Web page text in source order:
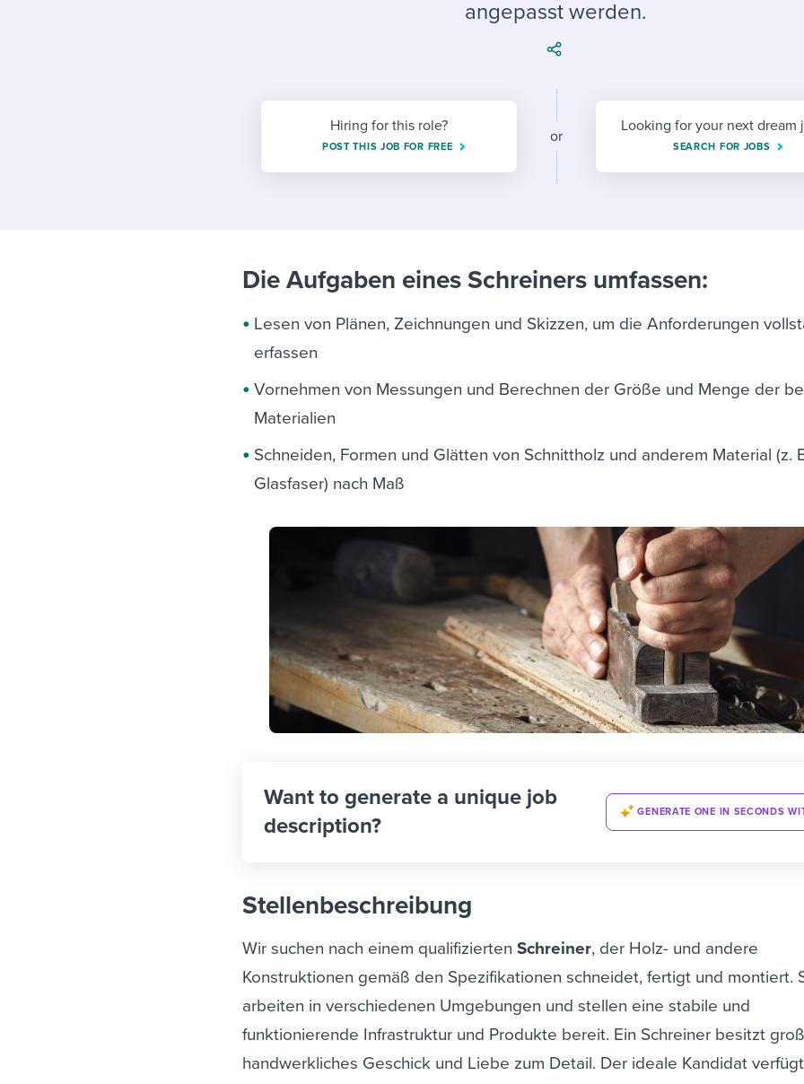
Workable customer stories
Workable customer stories
angepasst werden.
Hiring for this role?
POST THIS JOB FOR FREE
or
Looking for your next dream
SEARCH FOR JOBS
Die Aufgaben eines Schreiners umfassen:
Lesen von Plänen, Zeichnungen und Skizzen, um die Anforderungen
erfassen
Vornehmen von Messungen und Berechnen der Größe und Menge der
Materialien
Schneiden, Formen und Glätten von Schnittholz und anderem Material (z.
Glasfaser) nach Maß
Want to generate a unique job
description?
GENERATE ONE IN SECONDS
Stellenbeschreibung
Wir suchen nach einem qualifiziertenSchreiner, der Holz- und andere
Konstruktionen gemäß den Spezifikationen schneidet, fertigt und montiert.
arbeiten in verschiedenen Umgebungen und stellen eine stabile und
funktionierende Infrastruktur und Produkte bereit. Ein Schreiner besitzt
handwerkliches Geschick und Liebe zum Detail. Der ideale Kandidat